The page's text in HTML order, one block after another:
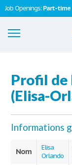
Job Openings:Part-time
S'inscrire
Se connecter
Contactez-nous
Profil de
(Elisa-
Informations
Nom
Elisa
Orlando